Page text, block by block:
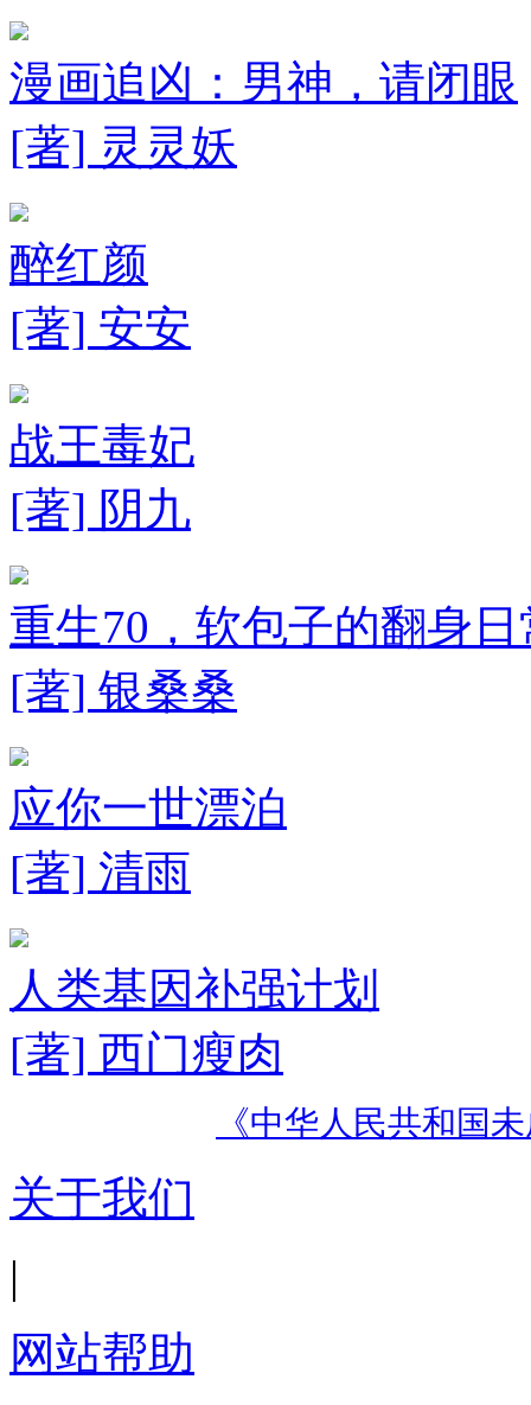
漫画追凶：男神，请闭眼
[著] 灵灵妖
醉红颜
[著] 安安
战王毒妃
[著] 阴九
重生70，软包子的翻身日
[著] 银桑桑
应你一世漂泊
[著] 清雨
人类基因补强计划
[著] 西门瘦肉
《中华人民共和国
关于我们
|
网站帮助